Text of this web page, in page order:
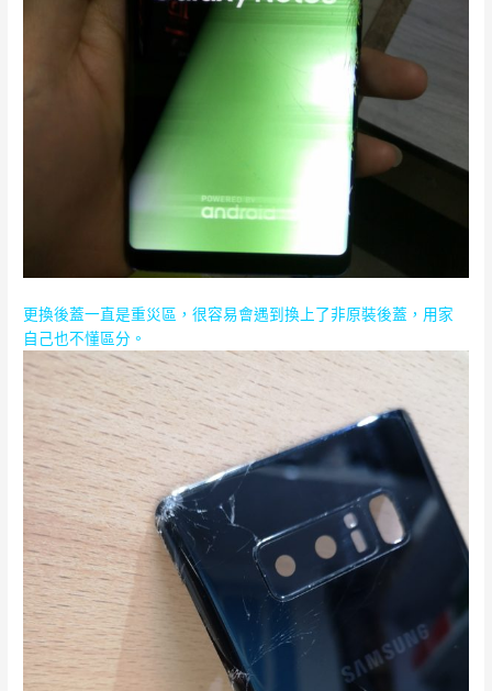
更換後蓋一直是重災區，很容易會遇到換上了非原裝後蓋，用家
自己也不懂區分。